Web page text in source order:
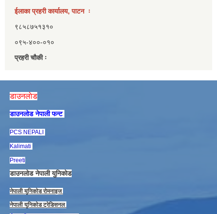
ईलाका प्रहरी कार्यालय, पाटन ः
९८५८७५१३१०
०९५-४००-०१०
प्रहरी चौकी ः
डाउनलाेड
डाउनलाेड नेपाली फन्ट
PCS NEPALI
Kalimati
Preeti
डाउनलाेड नेपाली युनिकाेड
नेपाली युनिकाेड राेमनाइज
नेपाली युनिकाेड ट्रेडिसनल